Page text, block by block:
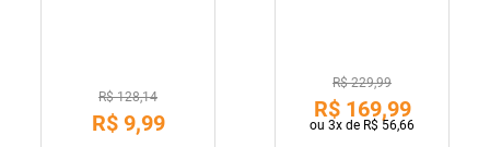
R$ 128,14
R$ 9,99
R$ 229,99
R$ 169,99
ou 3x de R$ 56,66